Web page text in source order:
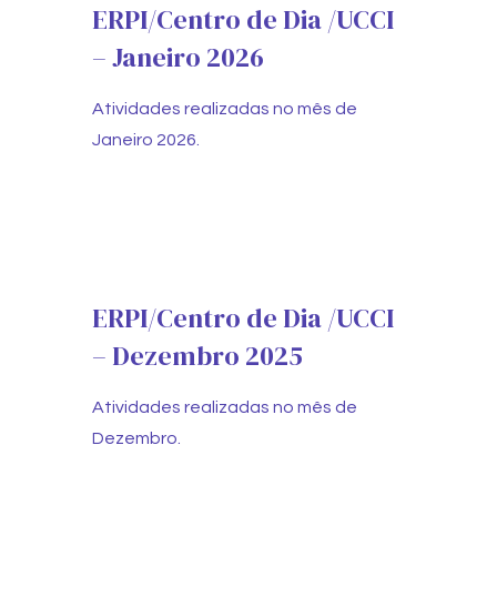
ERPI/Centro de Dia /UCCI
– Janeiro 2026
Atividades realizadas no mês de
Janeiro 2026.
ERPI/Centro de Dia /UCCI
– Dezembro 2025
Atividades realizadas no mês de
Dezembro.